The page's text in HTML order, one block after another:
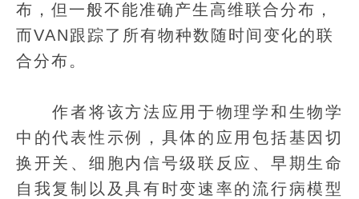
布，但一般不能准确产生高维联合分布，
而VAN跟踪了所有物种数随时间变化的联
合分布。
作者将该方法应用于物理学和生物学
中的代表性示例，具体的应用包括基因切
换开关、细胞内信号级联反应、早期生命
自我复制以及具有时变速率的流行病模型